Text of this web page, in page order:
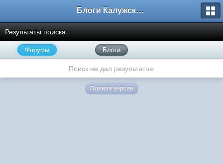
Блоги Калужского перекрестка
Результаты поиска
Форумы Блоги
Поиск не дал результатов.
Полная версия